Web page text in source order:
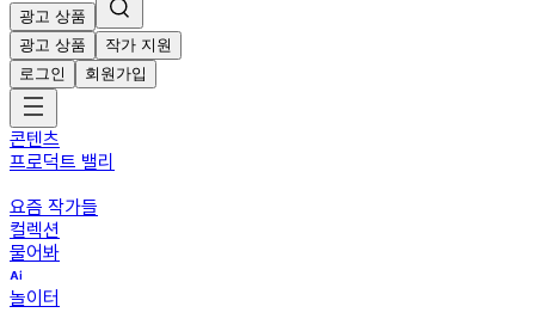
광고 상품
광고 상품
작가 지원
로그인
회원가입
콘텐츠
프로덕트 밸리
요즘 작가들
컬렉션
물어봐
놀이터